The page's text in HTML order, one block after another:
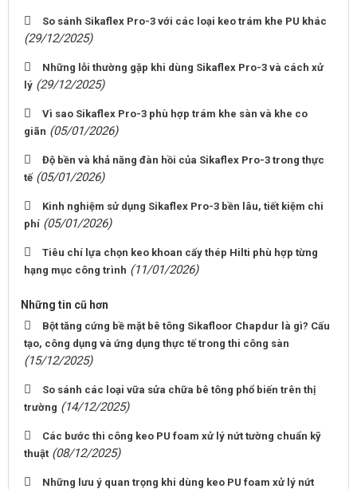
So sánh Sikaflex Pro-3 với các loại keo trám khe PU khác
(29/12/2025)
Những lỗi thường gặp khi dùng Sikaflex Pro-3 và cách xử
lý (29/12/2025)
Vì sao Sikaflex Pro-3 phù hợp trám khe sàn và khe co
giãn (05/01/2026)
Độ bền và khả năng đàn hồi của Sikaflex Pro-3 trong thực
tế (05/01/2026)
Kinh nghiệm sử dụng Sikaflex Pro-3 bền lâu, tiết kiệm chi
phí (05/01/2026)
Tiêu chí lựa chọn keo khoan cấy thép Hilti phù hợp từng
hạng mục công trình (11/01/2026)
Những tin cũ hơn
Bột tăng cứng bề mặt bê tông Sikafloor Chapdur là gì? Cấu
tạo, công dụng và ứng dụng thực tế trong thi công sàn
(15/12/2025)
So sánh các loại vữa sửa chữa bê tông phổ biến trên thị
trường (14/12/2025)
Các bước thi công keo PU foam xử lý nứt tường chuẩn kỹ
thuật (08/12/2025)
Những lưu ý quan trọng khi dùng keo PU foam xử lý nứt